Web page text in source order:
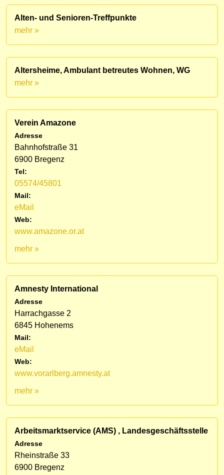
Alten- und Senioren-Treffpunkte
mehr »
Altersheime, Ambulant betreutes Wohnen, WG
mehr »
Verein Amazone
Adresse
Bahnhofstraße 31
6900 Bregenz
Tel:
05574/45801
Mail:
eMail
Web:
www.amazone.or.at
mehr »
Amnesty International
Adresse
Harrachgasse 2
6845 Hohenems
Mail:
eMail
Web:
www.vorarlberg.amnesty.at
mehr »
Arbeitsmarktservice (AMS) , Landesgeschäftsstelle
Adresse
Rheinstraße 33
6900 Bregenz